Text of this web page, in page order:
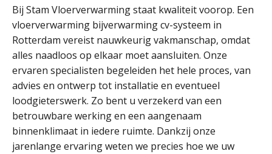
Bij Stam Vloerverwarming staat kwaliteit voorop. Een
vloerverwarming bijverwarming cv-systeem in
Rotterdam vereist nauwkeurig vakmanschap, omdat
alles naadloos op elkaar moet aansluiten. Onze
ervaren specialisten begeleiden het hele proces, van
advies en ontwerp tot installatie en eventueel
loodgieterswerk. Zo bent u verzekerd van een
betrouwbare werking en een aangenaam
binnenklimaat in iedere ruimte. Dankzij onze
jarenlange ervaring weten we precies hoe we uw